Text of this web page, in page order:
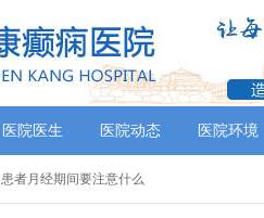
医院医生 医院动态 医院环境
者月经期间要注意什么